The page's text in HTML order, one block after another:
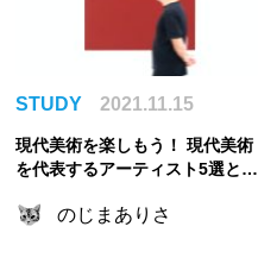
STUDY 2021.11.15
現代美術を楽しもう！ 現代美術
を代表するアーティスト5選と鑑
のじまありさ